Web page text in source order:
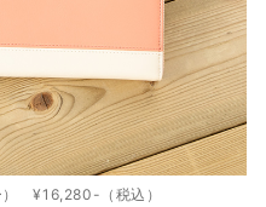
） ¥16,280-（税込）